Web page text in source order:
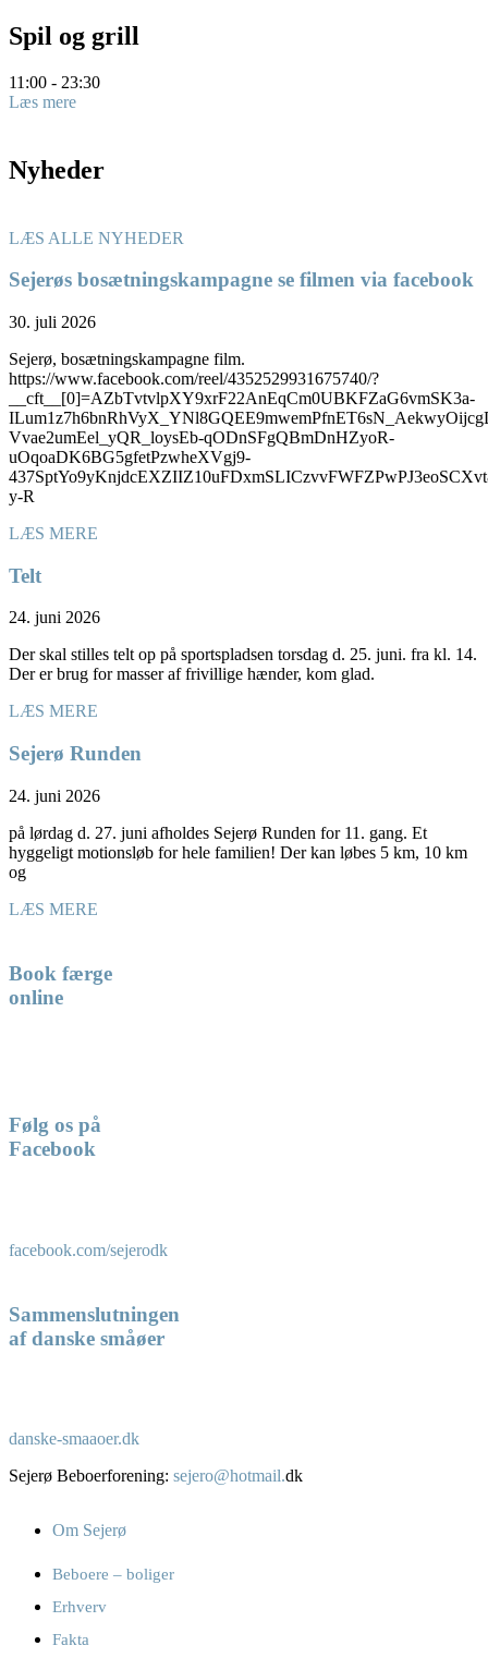
Spil og grill
11:00 - 23:30
Læs mere
Nyheder
LÆS ALLE NYHEDER
Sejerøs bosætningskampagne se filmen via facebook
30. juli 2026
Sejerø, bosætningskampagne film.
https://www.facebook.com/reel/4352529931675740/?
__cft__[0]=AZbTvtvlpXY9xrF22AnEqCm0UBKFZaG6vmSK3a-
Vvae2umEel_yQR_loysEb-qODnSFgQBmDnHZyoR-
uOqoaDK6BG5gfetPzwheXVgj9-
y-R
LÆS MERE
Telt
24. juni 2026
Der skal stilles telt op på sportspladsen torsdag d. 25. juni. fra kl. 14.
Der er brug for masser af frivillige hænder, kom glad.
LÆS MERE
Sejerø Runden
24. juni 2026
på lørdag d. 27. juni afholdes Sejerø Runden for 11. gang. Et
hyggeligt motionsløb for hele familien! Der kan løbes 5 km, 10 km
og
LÆS MERE
Book færge
online
Følg os på
Facebook
facebook.com/sejerodk
Sammenslutningen
af danske småøer
danske-smaaoer.dk
Sejerø Beboerforening: sejero@hotmail.dk
Om Sejerø
Beboere – boliger
Erhverv
Fakta